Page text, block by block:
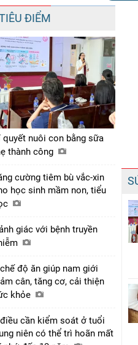
ĐIỂM
quyết nuôi con bằng sữa
thành công
cường tiêm bù vắc-xin
học sinh mầm non, tiểu
giác với bệnh truyền
độ ăn giúp nam giới
cân, tăng cơ, cải thiện
khỏe
cần kiểm soát ở tuổi
niên có thể trì hoãn mất